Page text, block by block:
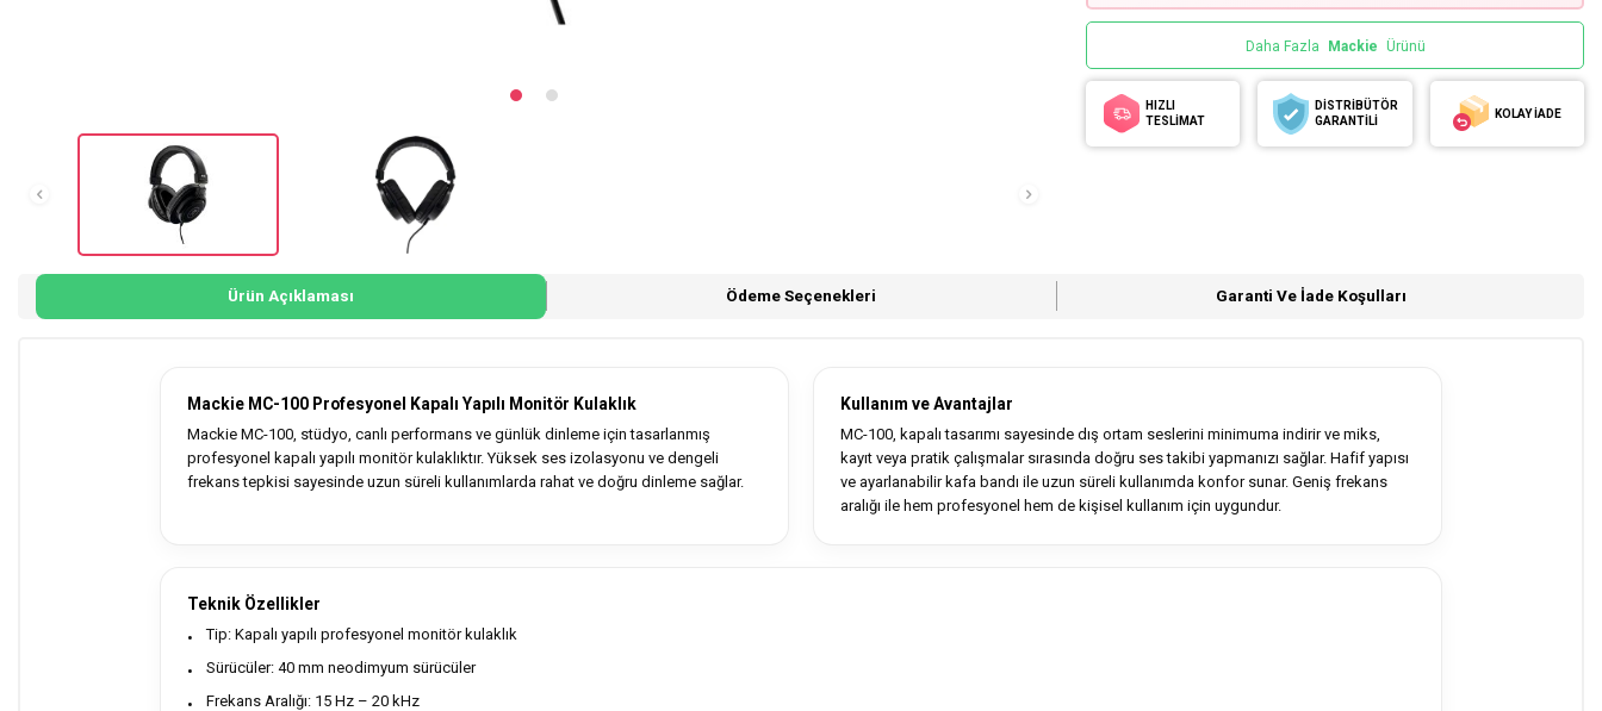
Daha Fazla Mackie Ürünü
HIZLI
TESLİMAT
DİSTRİBÜTÖR
GARANTİLİ
KOLAY İADE
Ürün Açıklaması Ödeme Seçenekleri Garanti Ve İade Koşulları
Mackie MC-100 Profesyonel Kapalı Yapılı Monitör Kulaklık
Mackie MC-100, stüdyo, canlı performans ve günlük dinleme için tasarlanmış
profesyonel kapalı yapılı monitör kulaklıktır. Yüksek ses izolasyonu ve dengeli
frekans tepkisi sayesinde uzun süreli kullanımlarda rahat ve doğru dinleme sağlar.
Kullanım ve Avantajlar
MC-100, kapalı tasarımı sayesinde dış ortam seslerini minimuma indirir ve miks,
kayıt veya pratik çalışmalar sırasında doğru ses takibi yapmanızı sağlar. Hafif yapısı
ve ayarlanabilir kafa bandı ile uzun süreli kullanımda konfor sunar. Geniş frekans
aralığı ile hem profesyonel hem de kişisel kullanım için uygundur.
Teknik Özellikler
Tip: Kapalı yapılı profesyonel monitör kulaklık
Sürücüler: 40 mm neodimyum sürücüler
Frekans Aralığı: 15 Hz – 20 kHz